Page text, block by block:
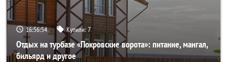
16:56:52 Купили:7
Отдых на турбазе «Покровские ворота»: питание, мангал,
бильярд и другое